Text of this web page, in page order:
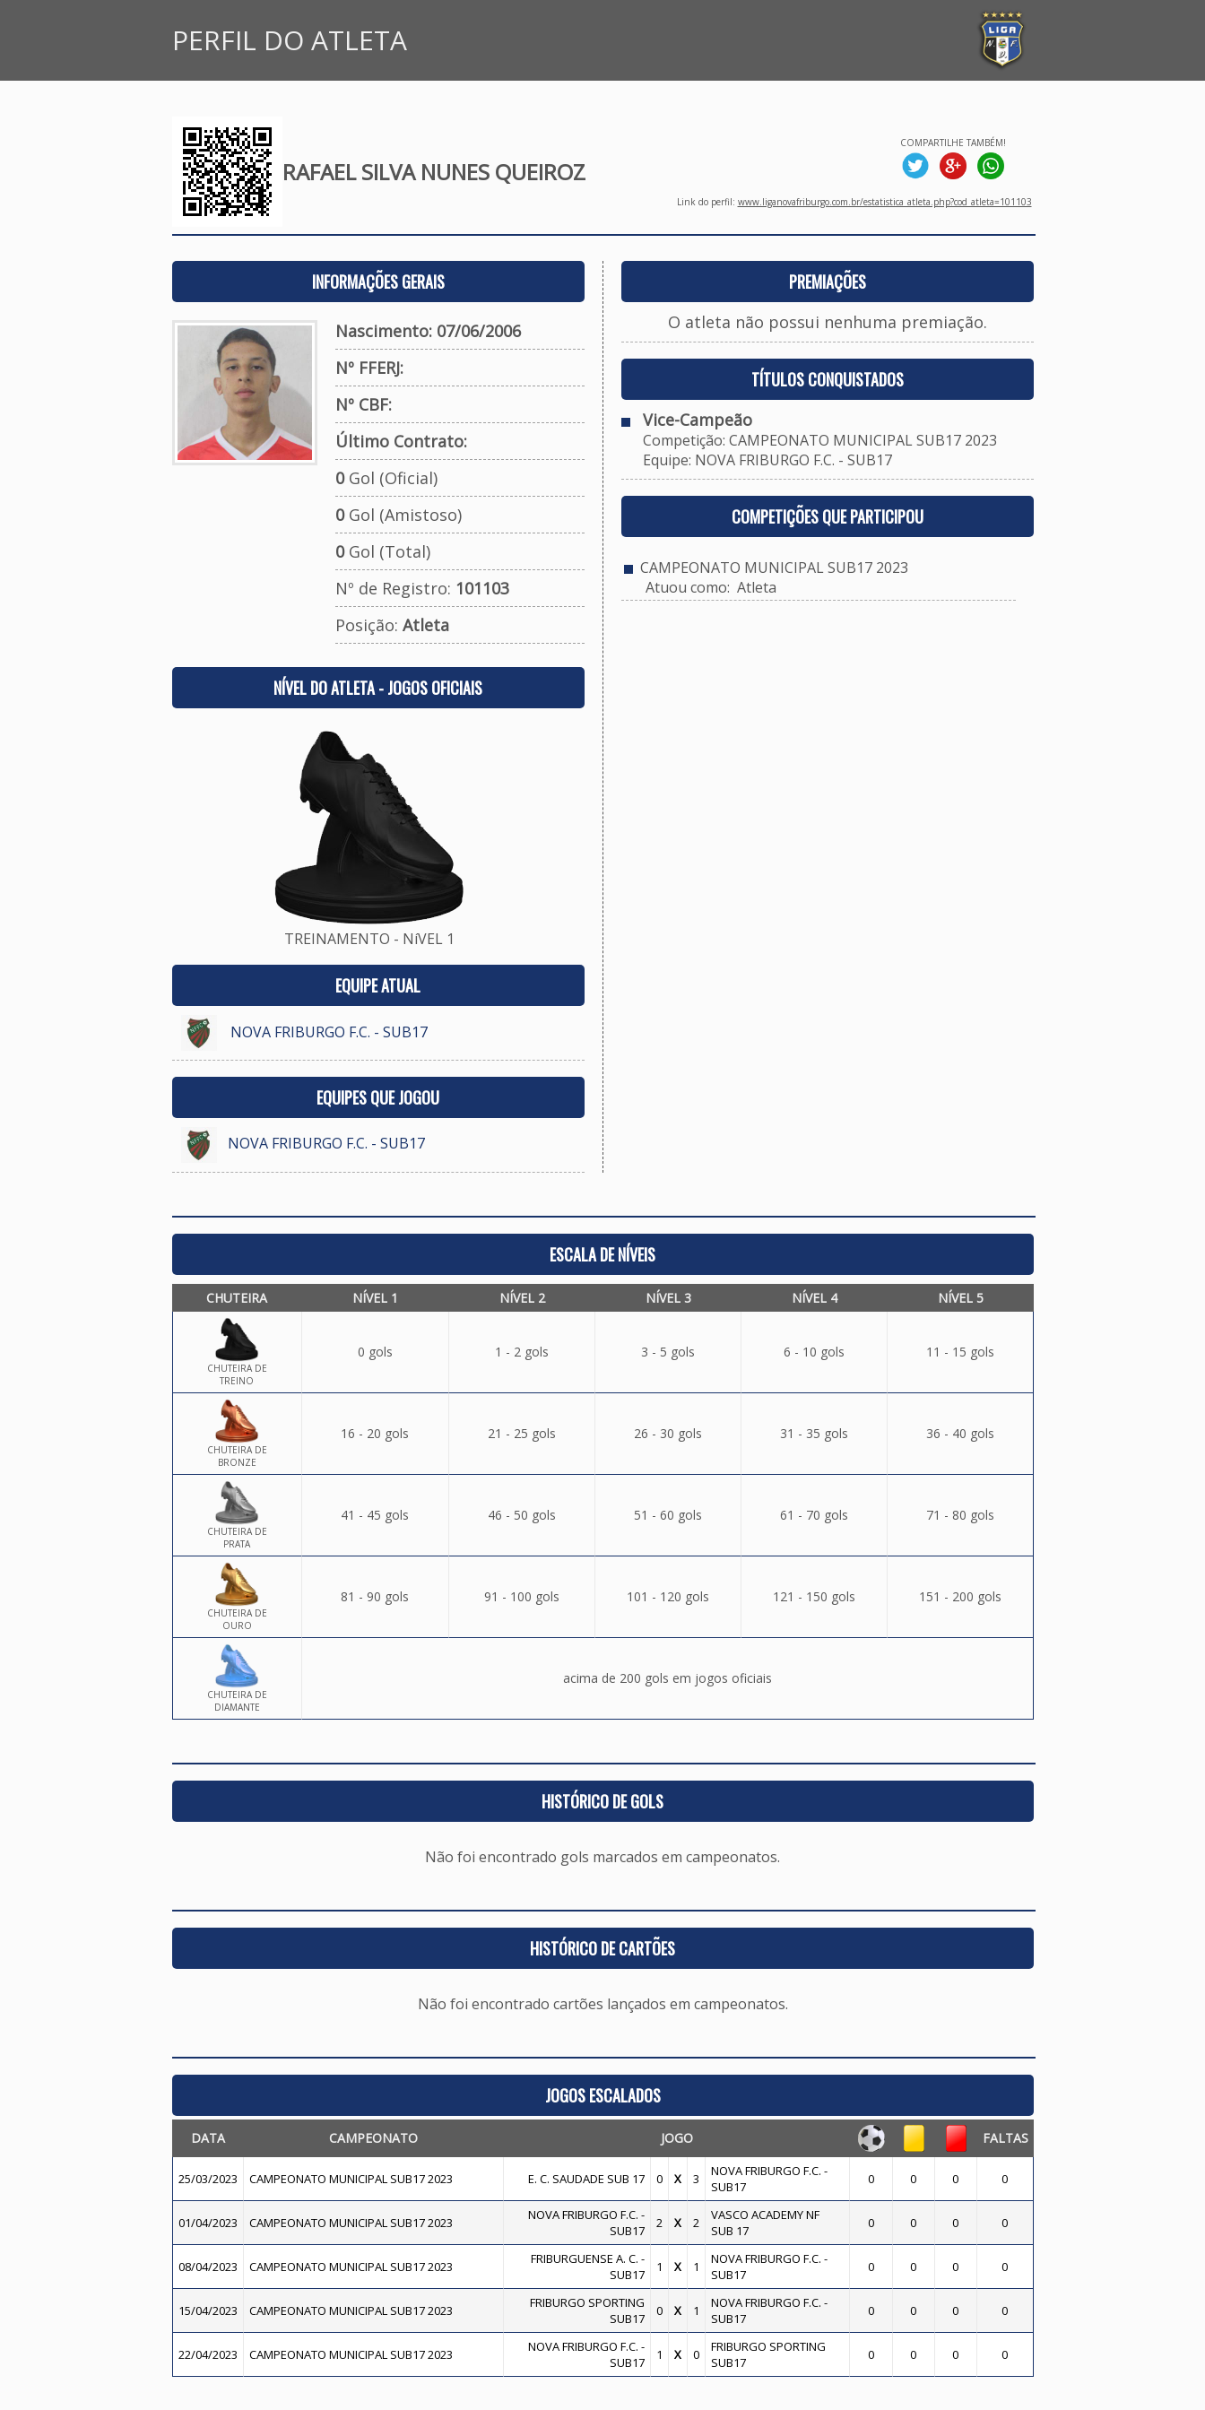
PERFIL DO ATLETA
RAFAEL SILVA NUNES QUEIROZ
COMPARTILHE TAMBÉM!
Link do perfil: www.liganovafriburgo.com.br/estatistica_atleta.php?cod_atleta=101103
INFORMAÇÕES GERAIS
Nascimento: 07/06/2006
Nº FFERJ:
Nº CBF:
Último Contrato:
0Gol (Oficial)
0Gol (Amistoso)
0Gol (Total)
Nº de Registro: 101103
Posição: Atleta
NÍVEL DO ATLETA - JOGOS OFICIAIS
TREINAMENTO - NíVEL 1
EQUIPE ATUAL
NOVA FRIBURGO F.C. - SUB17
EQUIPES QUE JOGOU
NOVA FRIBURGO F.C. - SUB17
PREMIAÇÕES
O atleta não possui nenhuma premiação.
TÍTULOS CONQUISTADOS
Vice-Campeão
Competição: CAMPEONATO MUNICIPAL SUB17 2023
Equipe: NOVA FRIBURGO F.C. - SUB17
COMPETIÇÕES QUE PARTICIPOU
CAMPEONATO MUNICIPAL SUB17 2023
Atuou como: Atleta
ESCALA DE NÍVEIS
CHUTEIRA NÍVEL 1 NÍVEL 2 NÍVEL 3 NÍVEL 4 NÍVEL 5
CHUTEIRA DE
TREINO
0 gols 1 - 2 gols 3 - 5 gols 6 - 10 gols 11 - 15 gols
CHUTEIRA DE
BRONZE
16 - 20 gols 21 - 25 gols 26 - 30 gols 31 - 35 gols 36 - 40 gols
CHUTEIRA DE
PRATA
41 - 45 gols 46 - 50 gols 51 - 60 gols 61 - 70 gols 71 - 80 gols
CHUTEIRA DE
OURO
81 - 90 gols 91 - 100 gols 101 - 120 gols 121 - 150 gols 151 - 200 gols
CHUTEIRA DE
DIAMANTE
acima de 200 gols em jogos oficiais
HISTÓRICO DE GOLS
Não foi encontrado gols marcados em campeonatos.
HISTÓRICO DE CARTÕES
Não foi encontrado cartões lançados em campeonatos.
JOGOS ESCALADOS
DATA CAMPEONATO JOGO FALTAS
25/03/2023 CAMPEONATO MUNICIPAL SUB17 2023 E. C. SAUDADE SUB 17 0 X 3
NOVA FRIBURGO F.C. -
SUB17
0 0 0 0
01/04/2023 CAMPEONATO MUNICIPAL SUB17 2023
NOVA FRIBURGO F.C. -
SUB17
2 X 2
VASCO ACADEMY NF
SUB 17
0 0 0 0
08/04/2023 CAMPEONATO MUNICIPAL SUB17 2023
FRIBURGUENSE A. C. -
SUB17
1 X 1
NOVA FRIBURGO F.C. -
SUB17
0 0 0 0
15/04/2023 CAMPEONATO MUNICIPAL SUB17 2023
FRIBURGO SPORTING
SUB17
0 X 1
NOVA FRIBURGO F.C. -
SUB17
0 0 0 0
22/04/2023 CAMPEONATO MUNICIPAL SUB17 2023
NOVA FRIBURGO F.C. -
SUB17
1 X 0
FRIBURGO SPORTING
SUB17
0 0 0 0